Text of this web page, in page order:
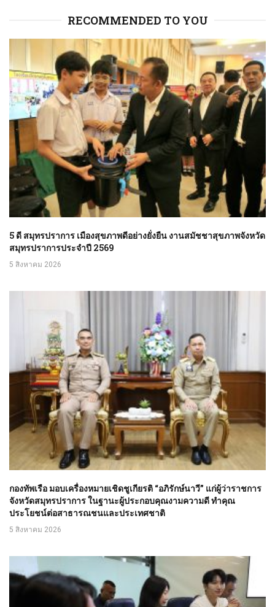
RECOMMENDED TO YOU
5 ดี สมุทรปราการ เมืองสุขภาพดีอย่างยั่งยืน งานสมัชชาสุขภาพจังหวัด
สมุทรปราการประจำปี 2569
5 สิงหาคม 2026
กองทัพเรือ มอบเครื่องหมายเชิดชูเกียรติ “อภิรักษ์นาวี” แก่ผู้ว่าราชการ
จังหวัดสมุทรปราการ ในฐานะผู้ประกอบคุณงามความดี ทำคุณ
ประโยชน์ต่อสาธารณชนและประเทศชาติ
5 สิงหาคม 2026